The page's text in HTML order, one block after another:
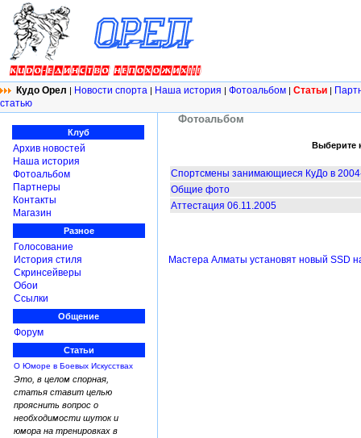
Кудо Орел | Новости спорта | Наша история | Фотоальбом | Статьи |
статью
Клуб
Архив новостей
Наша история
Фотоальбом
Партнеры
Контакты
Магазин
Разное
Голосование
История стиля
Скринсейверы
Обои
Ссылки
Общение
Форум
Статьи
О Юморе в Боевых Искусствах
Это, в целом спорная,
статья ставит целью
прояснить вопрос о
необходимости шуток и
юмора на тренировках в
Фотоальбом
Выберите
Спортсмены занимающиеся КуДо в 2004-
Общие фото
Аттестация 06.11.2005
Мастера Алматы установят новый SSD